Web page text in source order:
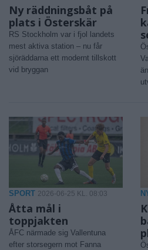
Ny räddningsbåt på
plats i Österskär
RS Stockholm var i fjol landets
mest aktiva station – nu får
sjöräddarna ett modernt tillskott
vid bryggan
SPORT 2026-06-25 KL. 08:03
Åtta mål i
toppjakten
ÅFC närmade sig Vallentuna
efter storsegern mot Fanna